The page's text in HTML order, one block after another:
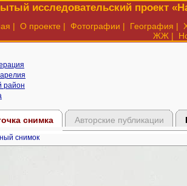
исследовательский проект
| О проекте | Фотографии | География |
ЖЖ |
район
снимка Авторские публикации
снимок